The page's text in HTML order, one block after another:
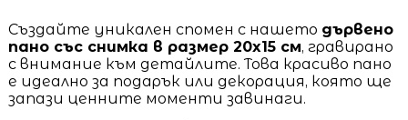
Създайте уникален спомен с нашето дървено
пано със снимка в размер 20x15 см, гравирано
с внимание към детайлите. Това красиво пано
е идеално за подарък или декорация, която ще
запази ценните моменти завинаги.